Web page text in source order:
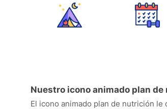
Nuestro icono animado plan
El icono animado plan de nutrición